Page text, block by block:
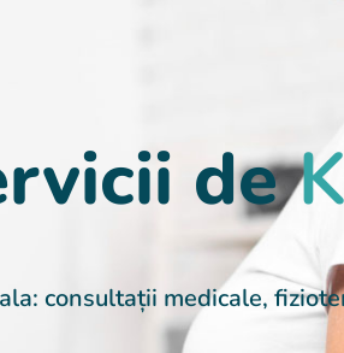
de
consultații medicale,